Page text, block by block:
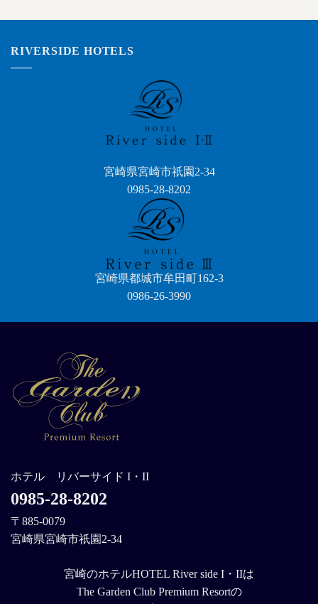
RIVERSIDE HOTELS
宮崎県宮崎市祇園2-34
0985-28-8202
宮崎県都城市牟田町162-3
0986-26-3990
ホテル リバーサイド I・II
0985-28-8202
〒885-0079
宮崎県宮崎市祇園2-34
宮崎のホテルHOTEL River side I・IIは
The Garden Club Premium Resortの